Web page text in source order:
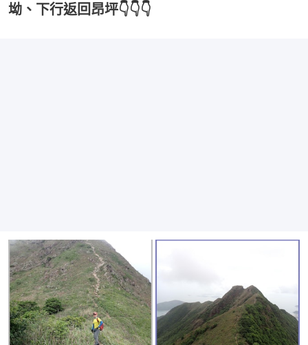
坳、下行返回昂坪👇👇👇